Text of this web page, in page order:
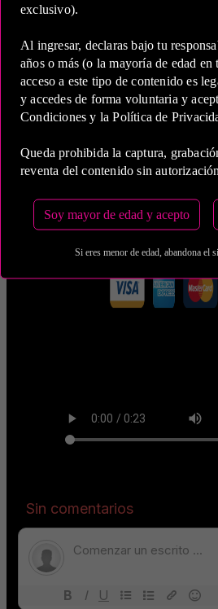
exclusivo).
Al ingresar, declaras bajo tu
años o más (o la mayoría de edad
acceso a este tipo de contenido es
y accedes de forma voluntaria y
Condiciones y la Política de
Queda prohibida la captura,
reventa del contenido sin
Soy mayor de edad y acepto
Si eres menor de edad, abandona el
5 Horas
COP
Medio de Pago: